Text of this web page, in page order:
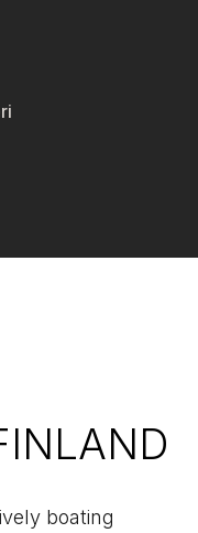
boating